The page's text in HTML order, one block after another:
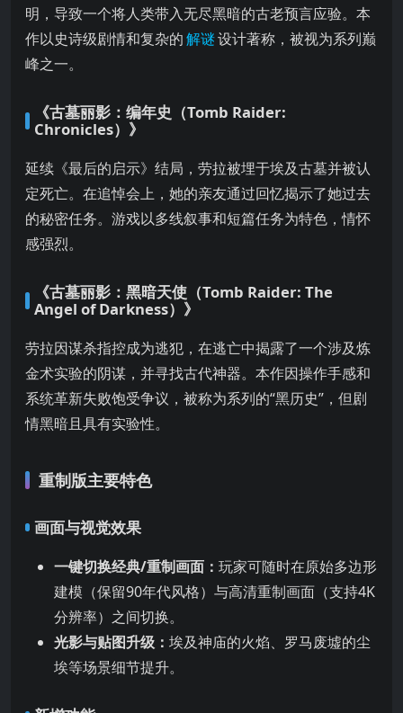
明，导致一个将人类带入无尽黑暗的古老预言应验。本
作以史诗级剧情和复杂的解谜设计著称，被视为系列巅
峰之一。
《古墓丽影：编年史（Tomb Raider:
Chronicles）》
延续《最后的启示》结局，劳拉被埋于埃及古墓并被认
定死亡。在追悼会上，她的亲友通过回忆揭示了她过去
的秘密任务。游戏以多线叙事和短篇任务为特色，情怀
感强烈。
《古墓丽影：黑暗天使（Tomb Raider: The
Angel of Darkness）》
劳拉因谋杀指控成为逃犯，在逃亡中揭露了一个涉及炼
金术实验的阴谋，并寻找古代神器。本作因操作手感和
系统革新失败饱受争议，被称为系列的“黑历史”，但剧
情黑暗且具有实验性。
重制版主要特色
画面与视觉效果
一键切换经典/重制画面： 玩家可随时在原始多边形
建模（保留90年代风格）与高清重制画面（支持4K
分辨率）之间切换。
光影与贴图升级： 埃及神庙的火焰、罗马废墟的尘
埃等场景细节提升。